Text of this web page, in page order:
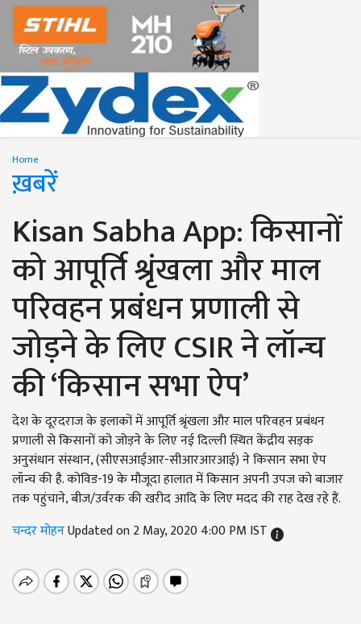
Home
ख़बरें
Kisan Sabha App: किसानों
को आपूर्ति श्रृंखला और माल
परिवहन प्रबंधन प्रणाली से
जोड़ने के लिए CSIR ने लॉन्च
की ‘किसान सभा ऐप’
देश के दूरदराज के इलाकों में आपूर्ति श्रृंखला और माल परिवहन प्रबंधन
प्रणाली से किसानों को जोड़ने के लिए नई दिल्ली स्थित केंद्रीय सड़क
अनुसंधान संस्थान, (सीएसआईआर-सीआरआरआई) ने किसान सभा ऐप
लॉन्च की है. कोविड-19 के मौजूदा हालात में किसान अपनी उपज को बाजार
तक पहुंचाने, बीज/उर्वरक की खरीद आदि के लिए मदद की राह देख रहे हैं.
चन्दर मोहनUpdated on 2 May, 2020 4:00 PM IST